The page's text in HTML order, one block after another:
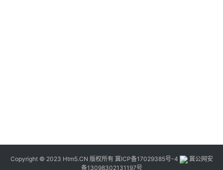
Copyright © 2023 Htm5.CN 版权所有 冀ICP备17029385号-4
冀公网安
备13098302131197号